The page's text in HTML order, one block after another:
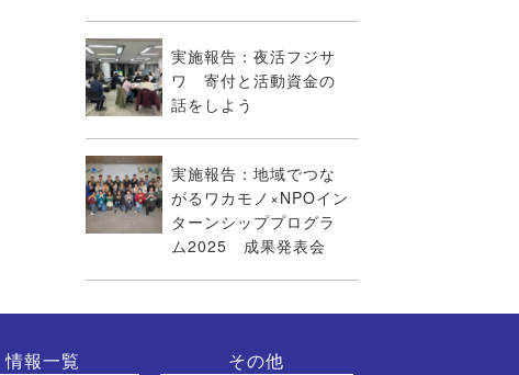
実施報告：夜活フジサ
ワ 寄付と活動資金の
話をしよう
実施報告：地域でつな
がるワカモノ×NPOイン
ターンシッププログラ
ム2025 成果発表会
情報一覧 その他